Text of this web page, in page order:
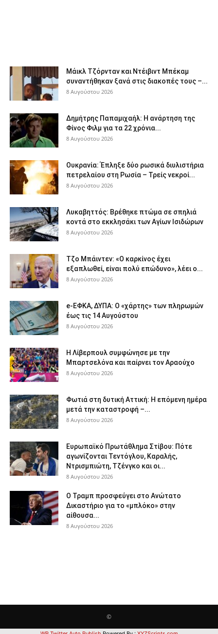
Μάικλ Τζόρνταν και Ντέιβιντ Μπέκαμ
συναντήθηκαν ξανά στις διακοπές τους –...
8 Αυγούστου 2026
Δημήτρης Παπαμιχαήλ: Η ανάρτηση της
Φίνος Φιλμ για τα 22 χρόνια...
8 Αυγούστου 2026
Ουκρανία: Έπληξε δύο ρωσικά διυλιστήρια
πετρελαίου στη Ρωσία – Τρείς νεκροί...
8 Αυγούστου 2026
Λυκαβηττός: Βρέθηκε πτώμα σε σπηλιά
κοντά στο εκκλησάκι των Αγίων Ισιδώρων
8 Αυγούστου 2026
Τζο Μπάιντεν: «Ο καρκίνος έχει
εξαπλωθεί, είναι πολύ επώδυνο», λέει ο...
8 Αυγούστου 2026
e-ΕΦΚΑ, ΔΥΠΑ: Ο «χάρτης» των πληρωμών
έως τις 14 Αυγούστου
8 Αυγούστου 2026
Η Λίβερπουλ συμφώνησε με την
Μπαρτσελόνα και παίρνει τον Αραούχο
8 Αυγούστου 2026
Φωτιά στη δυτική Αττική: Η επόμενη ημέρα
μετά την καταστροφή –...
8 Αυγούστου 2026
Ευρωπαϊκό Πρωτάθλημα Στίβου: Πότε
αγωνίζονται Τεντόγλου, Καραλής,
Ντρισμπιώτη, Τζένγκο και οι...
8 Αυγούστου 2026
Ο Τραμπ προσφεύγει στο Ανώτατο
Δικαστήριο για το «μπλόκο» στην
αίθουσα...
8 Αυγούστου 2026
©